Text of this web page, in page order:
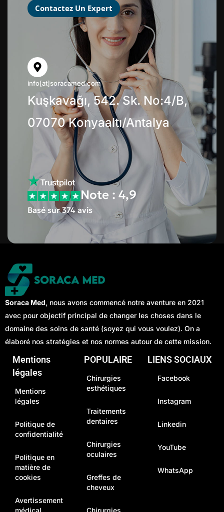
Contactez Un Expert
info[at]soracamed.com
Kuşkavağı, 542. Sk. No:4/B,
07070 Konyaaltı/Antalya
Note : 4,9
Basé sur 374 avis
Soraca Med, nous avons commencé notre aventure en 2021
avec pour objectif principal de changer les choses dans le
domaine des soins de santé (soyez qui vous voulez). On a
élaboré nos stratégies et nos normes autour de cette mission.
Mentions
légales
Mentions
légales
Politique de
confidentialité
Politique en
matière de
cookies
Avertissement
médical
POPULAIRE
Chirurgies
esthétiques
Traitements
dentaires
Chirurgies
oculaires
Greffes de
cheveux
Chirurgies
LIENS SOCIAUX
Facebook
Instagram
Linkedin
YouTube
WhatsApp